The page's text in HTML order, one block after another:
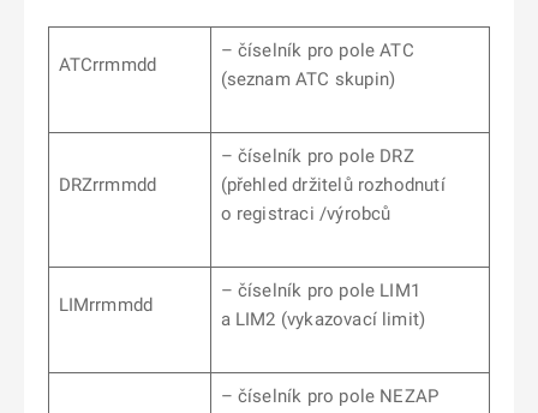
ATCrrmmdd
– číselník pro pole ATC
(seznam ATC skupin)
DRZrrmmdd
– číselník pro pole DRZ
(přehled držitelů rozhodnutí
o registraci /výrobců
LIMrrmmdd
– číselník pro pole LIM1
a LIM2 (vykazovací limit)
– číselník pro pole NEZAP